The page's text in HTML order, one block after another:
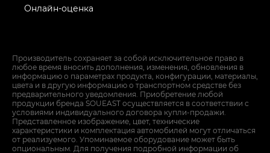
Онлайн-оценка
Производитель сохраняет за собой исключительное право в
любое время вносить дополнения, изменения, обновления в
информацию о параметрах продукта, конфигурации, материалы,
цвета и в другую информацию о транспортном средстве без
предварительного уведомления. Приобретение любой
продукции бренда SOUEAST осуществляется в соответствии с
условиями индивидуального договора купли-продажи.
Представленное изображение, цвет, технические
характеристики и комплектация автомобилей могут отличаться
от реализуемого. Упоминаемое оборудование может быть
опциональным. Для получения подробной информации об